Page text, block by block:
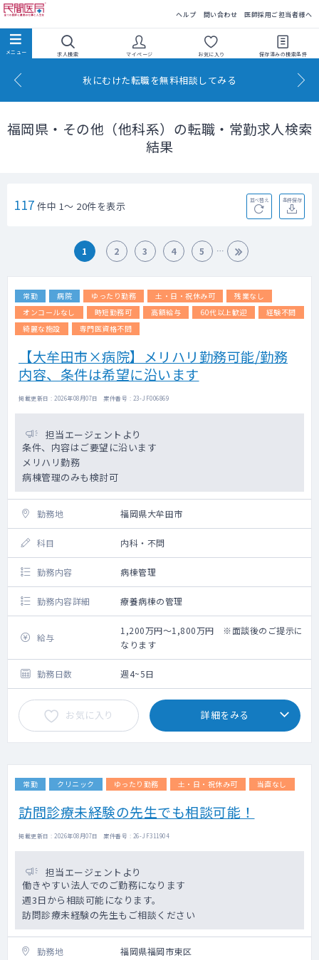
ヘルプ 問い合わせ 医師採用ご担当者様へ
求人検索 マイページ お気に入り 保存済みの検索条件
秋にむけた転職を無料相談してみる
福岡県・その他（他科系）の転職・常勤求人検索
結果
117 件中 1～ 20件を表示 並べ替え 条件保存
1 2 3 4 5
常勤 病院 ゆったり勤務 土・日・祝休み可
残業なし
オンコールなし
時短勤務可 高額給与 60代以上歓迎
経験不問
綺麗な施設
専門医資格不問
【大牟田市×病院】メリハリ勤務可能/勤務
内容、条件は希望に沿います
掲載更新日 : 2026年08月07日 案件番号 : 23-JF006869
担当エージェントより
条件、内容はご要望に沿います
メリハリ勤務
病棟管理のみも検討可
勤務地 福岡県大牟田市
科目 内科・不問
勤務内容 病棟管理
勤務内容詳細 療養病棟の管理
給与
1,200万円～1,800万円 ※面談後のご提示に
なります
勤務日数 週4~5日
お気に入り 詳細をみる
常勤 クリニック ゆったり勤務 土・日・祝休み可 当直なし
訪問診療未経験の先生でも相談可能！
掲載更新日 : 2026年08月07日 案件番号 : 26-JF311904
担当エージェントより
働きやすい法人でのご勤務になります
週3日から相談可能になります。
訪問診療未経験の先生もご相談ください
勤務地 福岡県福岡市東区